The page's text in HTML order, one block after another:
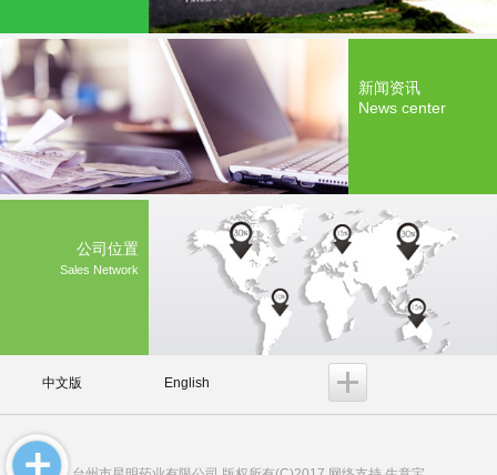
新闻资讯
News center
公司位置
Sales Network
中文版 English